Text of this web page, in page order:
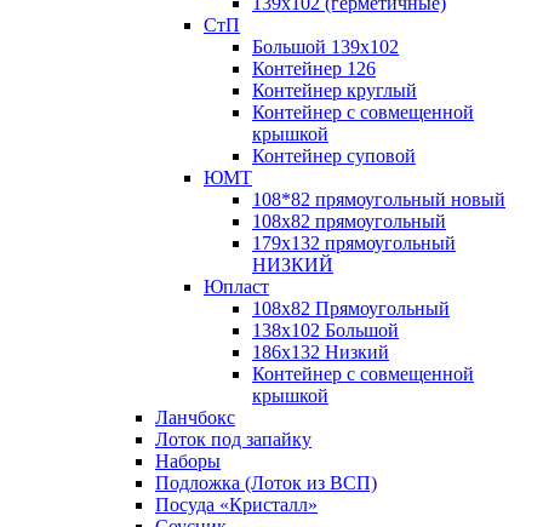
СтП
Большой 139х102
Контейнер 126
Контейнер круглый
Контейнер с совмещенной
крышкой
Контейнер суповой
ЮМТ
108*82 прямоугольный новый
108х82 прямоугольный
179х132 прямоугольный
НИЗКИЙ
Юпласт
108х82 Прямоугольный
138х102 Большой
186х132 Низкий
Контейнер с совмещенной
крышкой
Ланчбокс
Лоток под запайку
Наборы
Подложка (Лоток из ВСП)
Посуда «Кристалл»